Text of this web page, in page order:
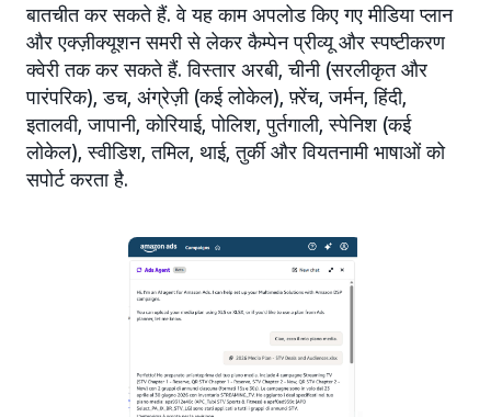
बातचीत कर सकते हैं. वे यह काम अपलोड किए गए मीडिया प्लान
और एक्ज़ीक्यूशन समरी से लेकर कैम्पेन प्रीव्यू और स्पष्टीकरण
क्वेरी तक कर सकते हैं. विस्तार अरबी, चीनी (सरलीकृत और
पारंपरिक), डच, अंग्रेज़ी (कई लोकेल), फ़्रेंच, जर्मन, हिंदी,
इतालवी, जापानी, कोरियाई, पोलिश, पुर्तगाली, स्पेनिश (कई
लोकेल), स्वीडिश, तमिल, थाई, तुर्की और वियतनामी भाषाओं को
सपोर्ट करता है.